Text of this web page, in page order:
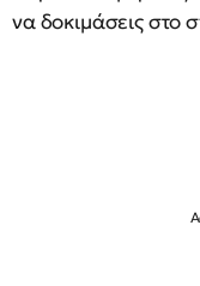
να δοκιμάσεις στο